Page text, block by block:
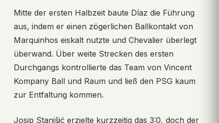
Mitte der ersten Halbzeit baute Díaz die Führung
aus, indem er einen zögerlichen Ballkontakt von
Marquinhos eiskalt nutzte und Chevalier überlegt
überwand. Über weite Strecken des ersten
Durchgangs kontrollierte das Team von Vincent
Kompany Ball und Raum und ließ den PSG kaum
zur Entfaltung kommen.
Josip Stanišić erzielte kurzzeitig das 3:0, doch der